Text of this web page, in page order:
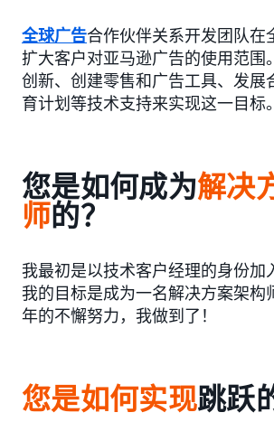
全球广告合作伙伴关系开发团队在
扩大客户对亚马逊广告的使用范围
创新、创建零售和广告工具、发展
育计划等技术支持来实现这一目标。
您是如何成为解决
师的？
我最初是以技术客户经理的身份加
我的目标是成为一名解决方案架构
年的不懈努力，我做到了！
您是如何实现跳跃